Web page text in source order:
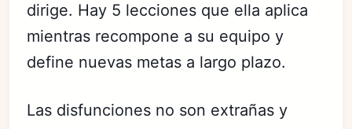
dirige. Hay 5 lecciones que ella aplica
mientras recompone a su equipo y
define nuevas metas a largo plazo.
Las disfunciones no son extrañas y